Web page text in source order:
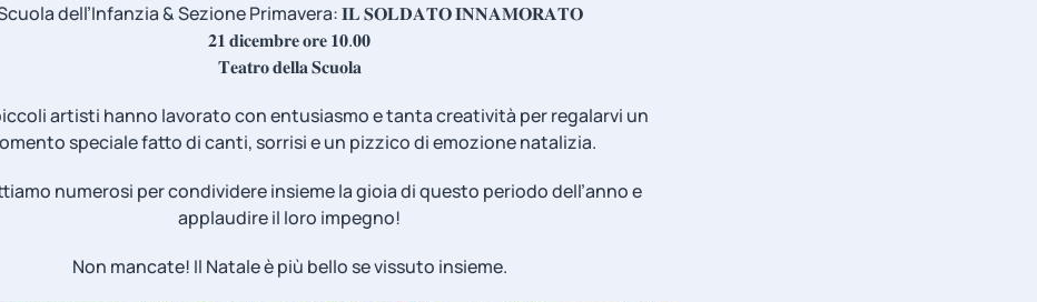
dell’Infanzia & Sezione Primavera: 𝐈𝐋 𝐒𝐎𝐋𝐃𝐀𝐓𝐎 𝐈𝐍𝐍𝐀𝐌𝐎𝐑𝐀𝐓𝐎
𝟐𝟏 𝐝𝐢𝐜𝐞𝐦𝐛𝐫𝐞 𝐨𝐫𝐞 𝟏𝟎.𝟎𝟎
𝐓𝐞𝐚𝐭𝐫𝐨 𝐝𝐞𝐥𝐥𝐚 𝐒𝐜𝐮𝐨𝐥𝐚
artisti hanno lavorato con entusiasmo e tanta creatività per regalarvi un
speciale fatto di canti, sorrisi e un pizzico di emozione natalizia.
numerosi per condividere insieme la gioia di questo periodo dell’anno e
applaudire il loro impegno!
Non mancate! Il Natale è più bello se vissuto insieme.